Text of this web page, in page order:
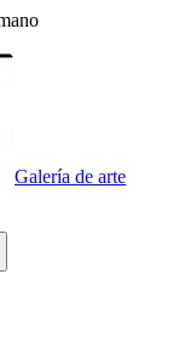
Galería de arte